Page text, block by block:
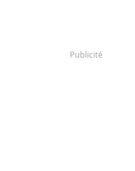
Publicité